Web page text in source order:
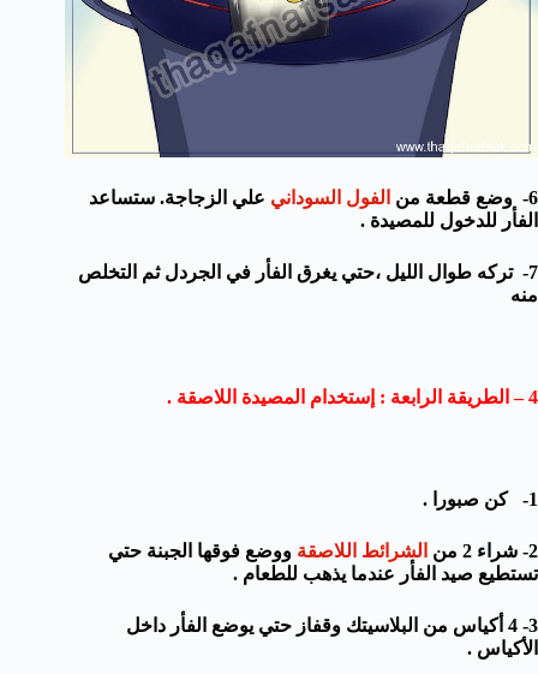
6- وضع قطعة من الفول السوداني علي الزجاجة. ستساعد
الفأر للدخول للمصيدة .
7- تركه طوال الليل ،حتي يغرق الفأر في الجردل ثم التخلص
منه
4 – الطريقة الرابعة : إستخدام المصيدة اللاصقة .
1- كن صبورا .
2- شراء 2 من الشرائط اللاصقة ووضع فوقها الجبنة حتي
تستطيع صيد الفأر عندما يذهب للطعام .
3- 4 أكياس من البلاسيتك وقفاز حتي يوضع الفأر داخل
الأكياس .